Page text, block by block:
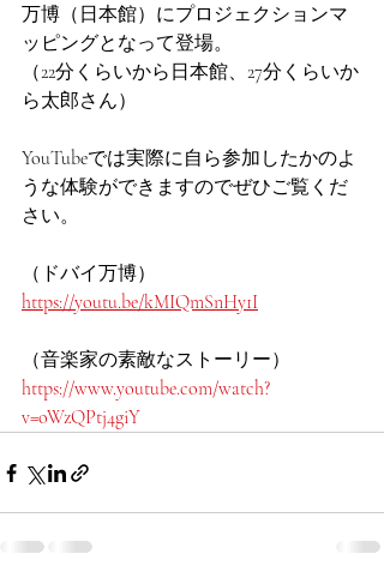
万博（日本館）にプロジェクションマ
ッピングとなって登場。
（22分くらいから日本館、27分くらいか
ら太郎さん）
YouTubeでは実際に自ら参加したかのよ
うな体験ができますのでぜひご覧くだ
さい。
（ドバイ万博）
https://youtu.be/kMIQmSnHy1I
（音楽家の素敵なストーリー）
https://www.youtube.com/watch?
v=oWzQPtj4giY